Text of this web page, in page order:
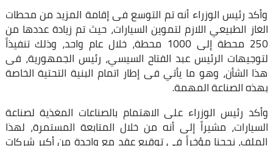
وأكد رئيس الوزراء أنه تم التوسع فى إقامة المزيد من محطات
الغاز الطبيعي اللازم لتموين السيارات، حيث تم زيادة عددها من
250 محطة إلى 1000 محطة، خلال عام واحد، وذلك تنفيذاً
لتوجيهات الرئيس عبد الفتاح السيسي، رئيس الجمهورية، فى
هذا الشأن، وهو ما يأتي فى إطار اتمام البنية التحتية الخاصة
بهذه الصناعة المهمة.
وأكد رئيس الوزراء على الاهتمام بالصناعات المغذية لصناعة
السيارات، مشيراً إلى أنه من خلال المتابعة المستمرة، لهذا
الملف، نجحنا مؤخراً فى توقيع عقد مع واحدة من أكبر شركات